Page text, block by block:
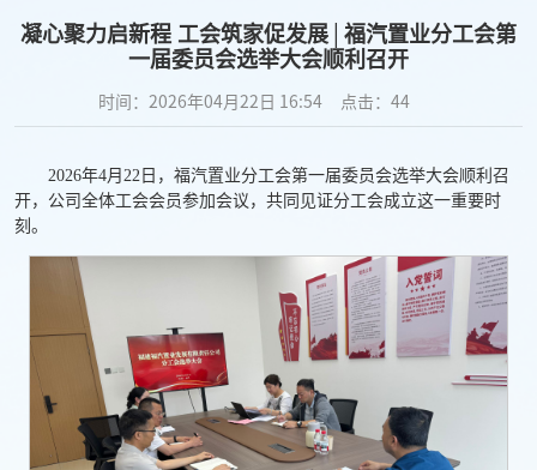
凝心聚力启新程 工会筑家促发展│福汽置业分工会第
一届委员会选举大会顺利召开
时间：2026年04月22日 16:54 点击：44
2026年4月22日，福汽置业分工会第一届委员会选举大会顺利召
开，公司全体工会会员参加会议，共同见证分工会成立这一重要时
刻。